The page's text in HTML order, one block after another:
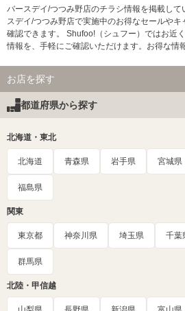
バースデイ/つつみ野店のチラシ情報を掲載し
スデイ/つつみ野店で実施中のお得なセールや
確認できます。 Shufoo!（シュフー）ではお近
情報を、手軽にご確認いただけます。お得な情
お店を探す
都道府県から探す
北海道・東北
北海道 青森県 岩手県 宮城県
福島県
関東
東京都 神奈川県 埼玉県 千葉
群馬県
北陸・甲信越